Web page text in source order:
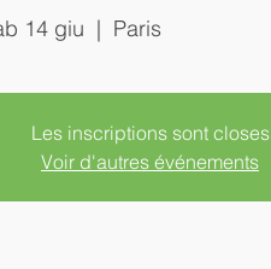
14 giu
  |
Paris
Les inscriptions sont closes
Voir d'autres événements